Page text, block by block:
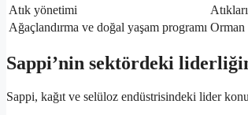
Atık yönetimi
Ağaçlandırma ve doğal yaşam programı Orman
Sappi’nin sektördeki
Sappi, kağıt ve selüloz endüstrisindeki lider